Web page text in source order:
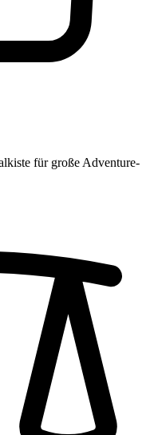
für große Adventure-